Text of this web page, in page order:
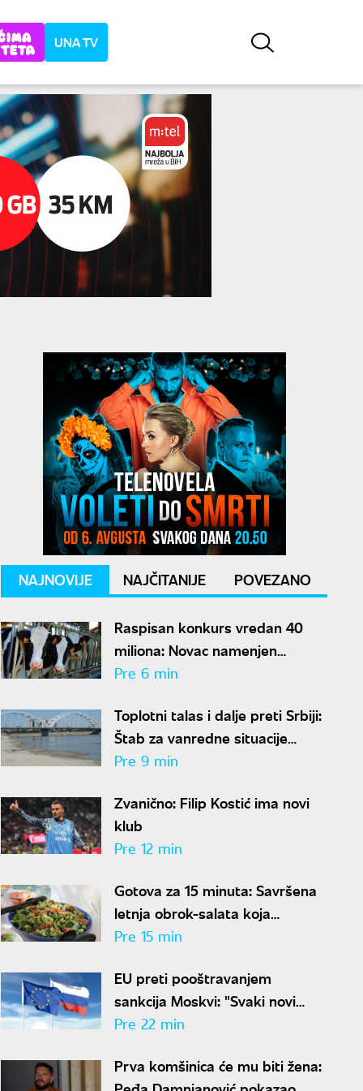
UNA TV
NAJNOVIJE NAJČITANIJE POVEZANO
Raspisan konkurs vredan 40
miliona: Novac namenjen
stočarima u Vojvodini
Pre 6 min
Toplotni talas i dalje preti Srbiji:
Štab za vanredne situacije
zabranio nepotrebnu potrošnju
Pre 9 min
Zvanično: Filip Kostić ima novi
klub
Pre 12 min
Gotova za 15 minuta: Savršena
letnja obrok-salata koja
osvežava, dugo drži sitost i ima
Pre 15 min
EU preti pooštravanjem
sankcija Moskvi: "Svaki novi
napad na Ukrajinu dodatni je
Pre 22 min
Prva komšinica će mu biti žena: